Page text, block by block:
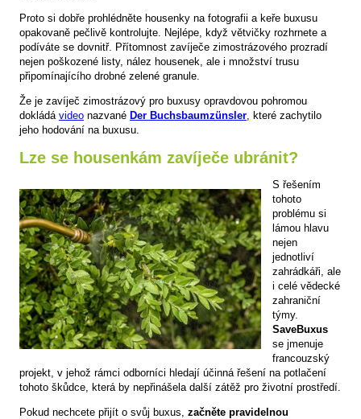
Proto si dobře prohlédněte housenky na fotografii a keře buxusu
opakovaně pečlivě kontrolujte. Nejlépe, když větvičky rozhrnete a
podíváte se dovnitř. Přítomnost zavíječe zimostrázového prozradí
nejen poškozené listy, nález housenek, ale i množství trusu
připomínajícího drobné zelené granule.
Že je zavíječ zimostrázový pro buxusy opravdovou pohromou
dokládá video nazvané Der Buchsbaumzünsler , které zachytilo
jeho hodování na buxusu.
Lze se housenkám zavíječe ubránit?
S řešením
tohoto
problému si
lámou hlavu
nejen
jednotliví
zahrádkáři, ale
i celé vědecké
zahraniční
týmy.
SaveBuxus
se jmenuje
francouzský
projekt, v jehož rámci odborníci hledají účinná řešení na potlačení
tohoto škůdce, která by nepřinášela další zátěž pro životní prostředí.
Pokud nechcete přijít o svůj buxus, začněte pravidelnou